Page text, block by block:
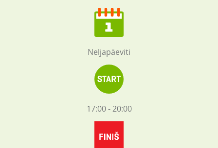
Neljapäeviti
17:00 - 20:00